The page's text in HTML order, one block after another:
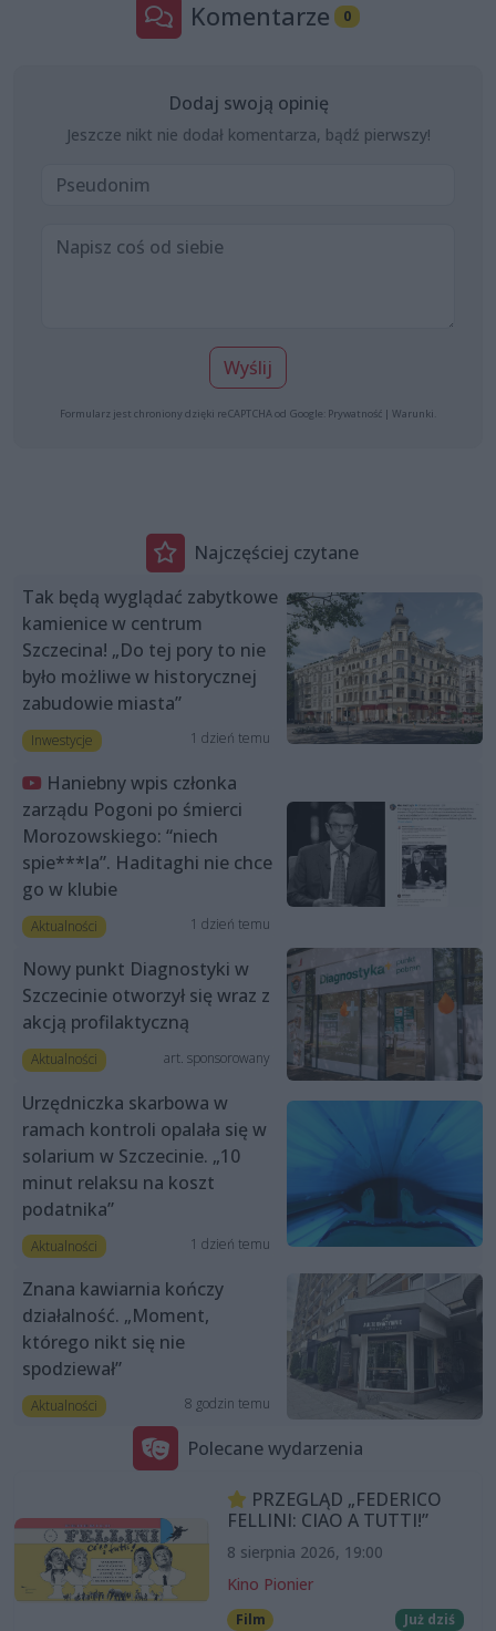
Komentarze 0
Dodaj swoją opinię
Jeszcze nikt nie dodał komentarza, bądź pierwszy!
Wyślij
Formularz jest chroniony dzięki reCAPTCHA od Google: Prywatność | Warunki
Najczęściej czytane
Tak będą wyglądać zabytkowe
kamienice w centrum
Szczecina! „Do tej pory to nie
było możliwe w historycznej
zabudowie miasta”
Inwestycje 1 dzień temu
Haniebny wpis członka
zarządu Pogoni po śmierci
Morozowskiego: “niech
spie***la”. Haditaghi nie chce
go w klubie
Aktualności 1 dzień temu
Nowy punkt Diagnostyki w
Szczecinie otworzył się wraz z
akcją profilaktyczną
Aktualności art. sponsorowany
Urzędniczka skarbowa w
ramach kontroli opalała się w
solarium w Szczecinie. „10
minut relaksu na koszt
podatnika”
Aktualności 1 dzień temu
Znana kawiarnia kończy
działalność. „Moment,
którego nikt się nie
spodziewał”
Aktualności 8 godzin temu
Polecane wydarzenia
PRZEGLĄD „FEDERICO
FELLINI: CIAO A TUTTI!”
8 sierpnia 2026, 19:00
Kino Pionier
Film Już dziś